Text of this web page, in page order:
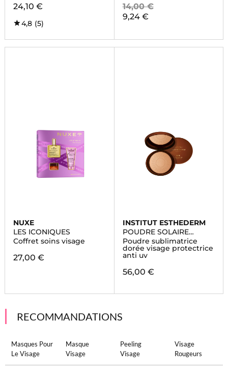
24,10 €
4,8 (5)
14,00 €
9,24 €
NUXE
LES ICONIQUES
Coffret soins visage
27,00 €
INSTITUT ESTHEDERM
POUDRE SOLAIRE
VISAGE
Poudre sublimatrice
dorée visage protectrice
anti uv
56,00 €
RECOMMANDATIONS
Masques Pour
Le Visage
Masque
Visage
Peeling
Visage
Visage
Rougeurs